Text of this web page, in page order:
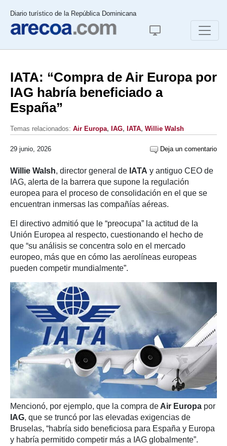
Diario turístico de la República Dominicana
IATA: “Compra de Air Europa por
IAG habría beneficiado a
España”
Temas relacionados: Air Europa, IAG, IATA, Willie Walsh
29 junio, 2026 Deja un comentario
Willie Walsh, director general de IATA y antiguo CEO de
IAG, alerta de la barrera que supone la regulación
europea para el proceso de consolidación en el que se
encuentran inmersas las compañías aéreas.
El directivo admitió que le “preocupa” la actitud de la
Unión Europea al respecto, cuestionando el hecho de
que “su análisis se concentra solo en el mercado
europeo, más que en cómo las aerolíneas europeas
pueden competir mundialmente”.
Mencionó, por ejemplo, que la compra deAir Europa por
IAG, que se truncó por las elevadas exigencias de
Bruselas, “habría sido beneficiosa para España y Europa
y habría permitido competir más a IAG globalmente”.